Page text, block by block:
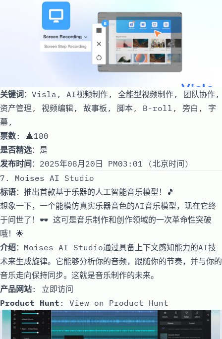
关键词：Visla, AI视频制作, 全能型视频制作, 团队协作,
资产管理, 视频编辑, 故事板, 脚本, B-roll, 旁白, 字
幕,
票数: 🔺180
是否精选：是
发布时间 ：2025年08月20日 PM03:01 (北京时间)
7. Moises AI Studio
标语：推出首款基于乐器的人工智能音乐模型！🎵
想象一下，一个能模仿真实乐器音色的AI音乐模型，现在它终
于问世了！🕶️ 这可是音乐制作和创作领域的一次革命性突破
哦！🌟
介绍：Moises AI Studio通过具备上下文感知能力的AI技
术来生成旋律。它能够分析你的音频，跟随你的节奏，并与你的
音乐走向保持同步。这就是音乐制作的未来。
产品网站: 立即访问
Product Hunt : View on Product Hunt